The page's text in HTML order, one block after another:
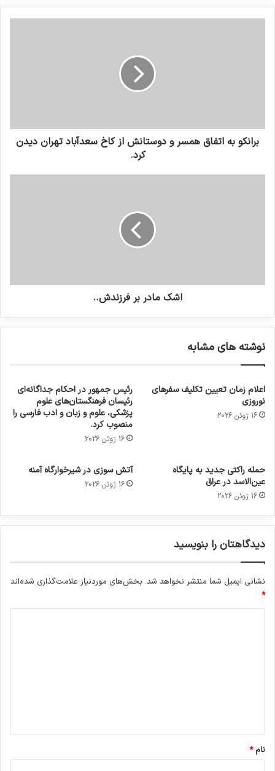
برانکو به اتفاق همسر و دوستانش از کاخ سعدآباد تهران دیدن
کرد.
اشک مادر بر فرزندش..
نوشته های مشابه
اعلام زمان تعیین تکلیف سفرهای
نوروزی
16 ژوئن 2026
رئیس جمهور در احکام جداگانه‌ای
رئیسان فرهنگستان‌های علوم
پزشکی، علوم و زبان و ادب فارسی را
منصوب کرد.
16 ژوئن 2026
حمله راکتی جدید به پایگاه
عین‌الاسد در عراق
16 ژوئن 2026
آتش سوزی در شیرخوارگاه آمنه
16 ژوئن 2026
دیدگاهتان را بنویسید
نشانی ایمیل شما منتشر نخواهد شد. بخش‌های موردنیاز علامت‌گذاری شده‌اند
*
نام*